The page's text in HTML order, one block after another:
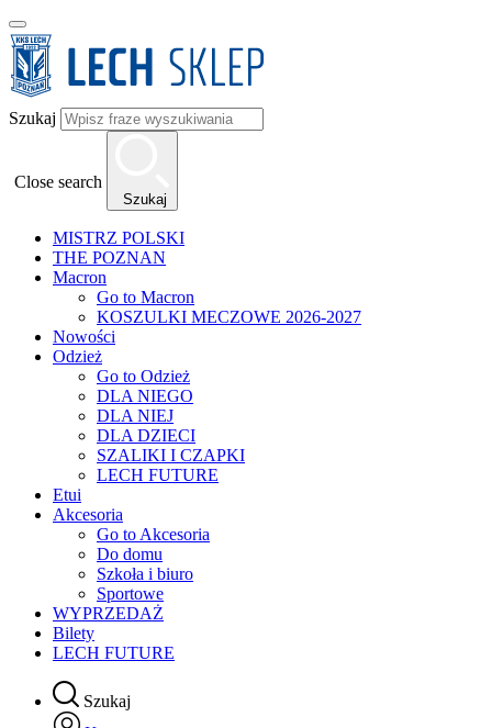
Szukaj
Close search
Szukaj
MISTRZ POLSKI
THE POZNAN
Macron
Go to Macron
KOSZULKI MECZOWE 2026-2027
Nowości
Odzież
Go to Odzież
DLA NIEGO
DLA NIEJ
DLA DZIECI
SZALIKI I CZAPKI
LECH FUTURE
Etui
Akcesoria
Go to Akcesoria
Do domu
Szkoła i biuro
Sportowe
WYPRZEDAŻ
Bilety
LECH FUTURE
Szukaj